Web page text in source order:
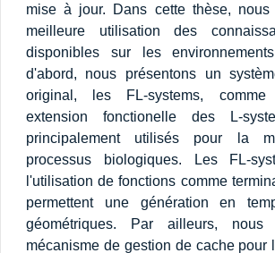
mise à jour. Dans cette thèse, nous
meilleure utilisation des
disponibles sur les
d'abord, nous présentons un
original, les FL-systems,
extension fonctionelle des L-
principalement utilisés pour la
processus biologiques. Les FL-
l'utilisation de fonctions comme
permettent une génération en
géométriques. Par ailleurs, nous
mécanisme de gestion de cache pour